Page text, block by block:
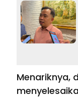
Menariknya,